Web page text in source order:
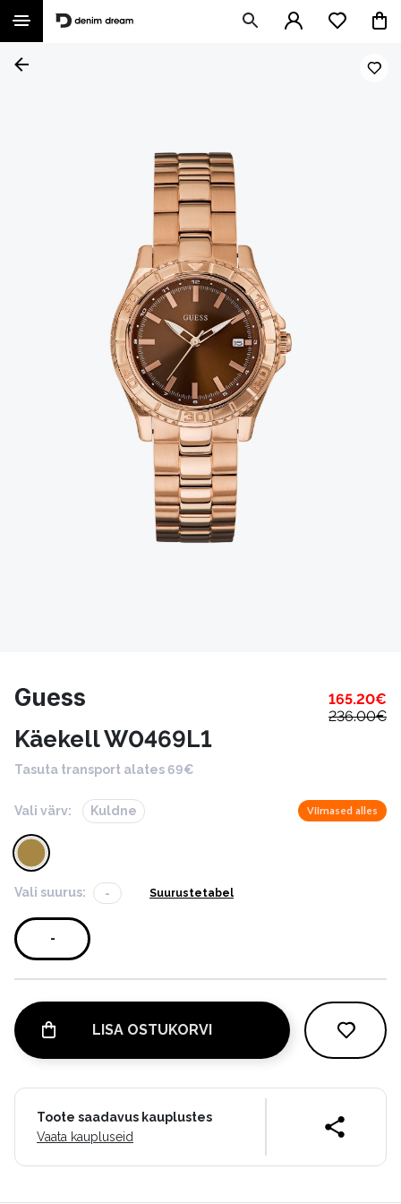
Guess 165.20€
236.00€
Käekell W0469L1
Tasuta transport alates 69€
Vali värv: Kuldne Viimased alles
Vali suurus: - Suurustetabel
-
LISA OSTUKORVI
Toote saadavus kauplustes
Vaata kaupluseid